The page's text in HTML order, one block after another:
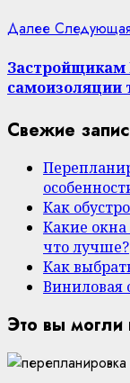
Далее
Застройщикам
самоизоляции
Свежие
Как
Какие
что лучше?
Как
Виниловая
Это вы могли